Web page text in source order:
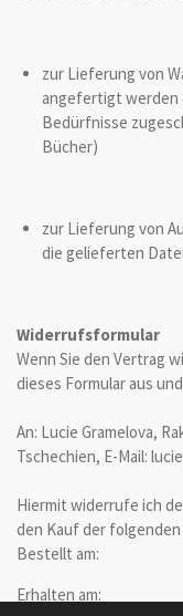
zur Lieferung von
angefertigt werden
Bedürfnisse
Bücher)
zur Lieferung von
die gelieferten
Widerrufsformular
Wenn Sie den Vertrag
dieses Formular aus
An: Lucie Gramelova,
Tschechien, E-Mail:
Hiermit widerrufe ich
den Kauf der folgenden
Bestellt am:
Erhalten am: